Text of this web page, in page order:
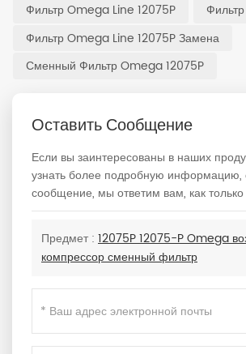
Фильтр Omega Line 12075P
Фильтр Omega Line 12075P Замена
Сменный Фильтр Omega 12075P
Оставить Сообщение
Если вы заинтересованы в наших
узнать более подробную информацию,
сообщение, мы ответим вам, как
Предмет : 12075P 12075-P Omega
компрессор сменный фильтр